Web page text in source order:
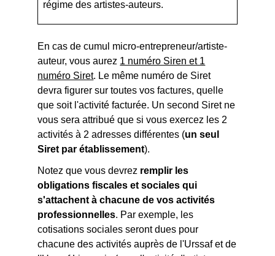
régime des artistes-auteurs.
En cas de cumul micro-entrepreneur/artiste-
auteur, vous aurez 1 numéro Siren et 1
numéro Siret. Le même numéro de Siret
devra figurer sur toutes vos factures, quelle
que soit l'activité facturée. Un second Siret ne
vous sera attribué que si vous exercez les 2
activités à 2 adresses différentes (un seul
Siret par établissement).
Notez que vous devrez remplir les
obligations fiscales et sociales qui
s'attachent à chacune de vos activités
professionnelles. Par exemple, les
cotisations sociales seront dues pour
chacune des activités auprès de l'Urssaf et de